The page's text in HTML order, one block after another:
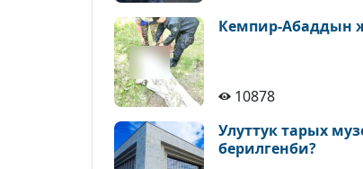
Кемпир-Абаддын
10878
Улуттук тарых
берилгенби?